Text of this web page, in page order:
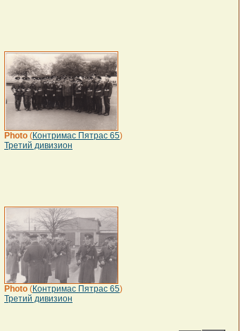
Photo (Контримас Пятрас 65)
Третий дивизион
Photo (Контримас Пятрас 65)
Третий дивизион